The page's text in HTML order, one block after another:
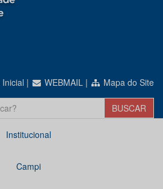
| WEBMAIL | Mapa do Site
Institucional
Campi